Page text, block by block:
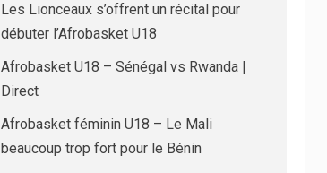
Les Lionceaux s’offrent un récital pour
débuter l’Afrobasket U18
Afrobasket U18 – Sénégal vs Rwanda |
Direct
Afrobasket féminin U18 – Le Mali
beaucoup trop fort pour le Bénin